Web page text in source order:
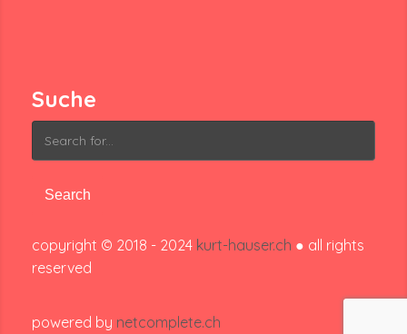
Suche
Search
for:
copyright © 2018 - 2024 kurt-hauser.ch ● all rights
reserved
powered by netcomplete.ch